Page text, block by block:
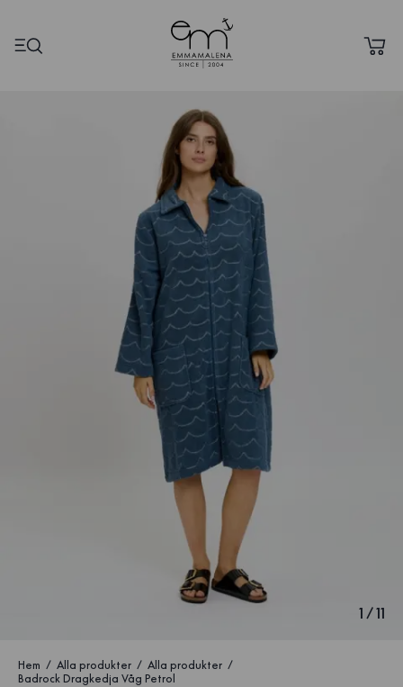
1 /11
Hem Alla produkter
Alla produkter
Badrock Dragkedja Våg Petrol